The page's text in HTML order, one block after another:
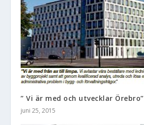
” Vi är med och utvecklar Örebro”
juni 25, 2015